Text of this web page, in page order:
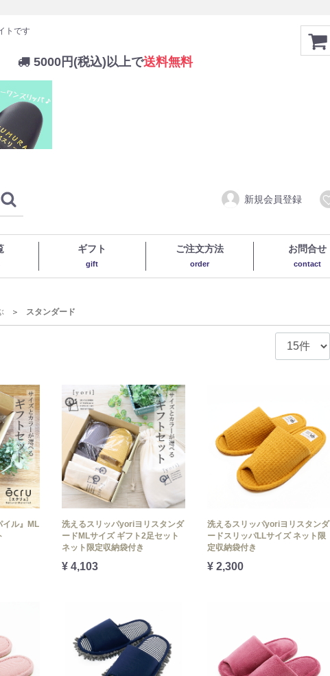
トです
5000円(税込)以上で送料無料
新規会員登録
ギフト
gift
ご注文方法
order
お問合せ
contact
スタンダード
イル』ML
洗えるスリッパyoriヨリスタンダ
ードMLサイズ ギフト2足セット
ネット限定収納袋付き
¥ 4,103
洗えるスリッパyoriヨリスタンダ
ードスリッパLLサイズ ネット限
定収納袋付き
¥ 2,300